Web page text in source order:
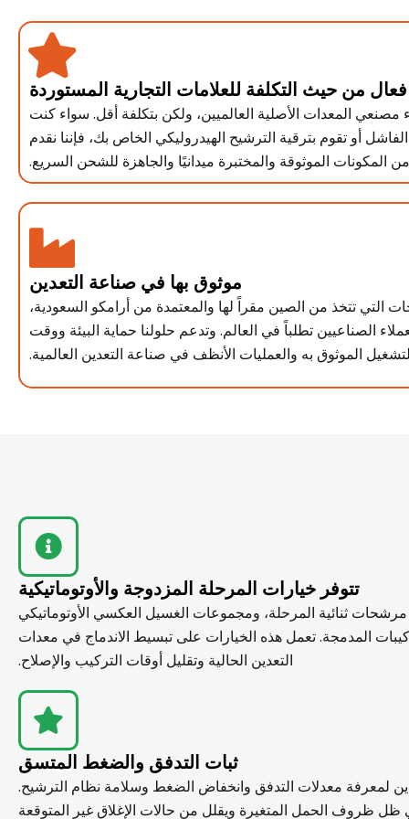
من حيث التكلفة للعلامات التجارية المستوردة
مصنعي المعدات الأصلية العالميين، ولكن بتكلفة أقل. سواء كنت
أو تقوم بترقية الترشيح الهيدروليكي الخاص بك، فإننا نقدم
المكونات الموثوقة والمختبرة ميدانيًا والجاهزة للشحن السريع.
موثوق بها في صناعة التعدين
التي تتخذ من الصين مقراً لها والمعتمدة من أرامكو السعودية،
الصناعيين تطلباً في العالم. وتدعم حلولنا حماية البيئة ووقت
الموثوق به والعمليات الأنظف في صناعة التعدين العالمية.
تتوفر خيارات المرحلة المزدوجة والأوتوماتيكية
ثنائية المرحلة، ومجموعات الغسيل العكسي الأوتوماتيكي
المدمجة. تعمل هذه الخيارات على تبسيط الاندماج في معدات
التعدين الحالية وتقليل أوقات التركيب والإصلاح.
ثبات التدفق والضغط المتسق
لمعرفة معدلات التدفق وانخفاض الضغط وسلامة نظام الترشيح.
ظروف الحمل المتغيرة ويقلل من حالات الإغلاق غير المتوقعة